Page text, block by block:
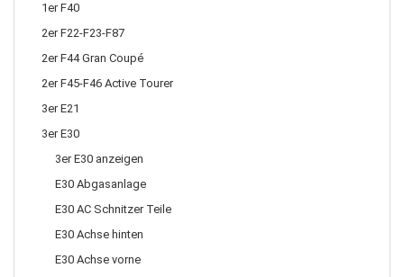
1er F40
2er F22-F23-F87
2er F44 Gran Coupé
2er F45-F46 Active Tourer
3er E21
3er E30
3er E30 anzeigen
E30 Abgasanlage
E30 AC Schnitzer Teile
E30 Achse hinten
E30 Achse vorne